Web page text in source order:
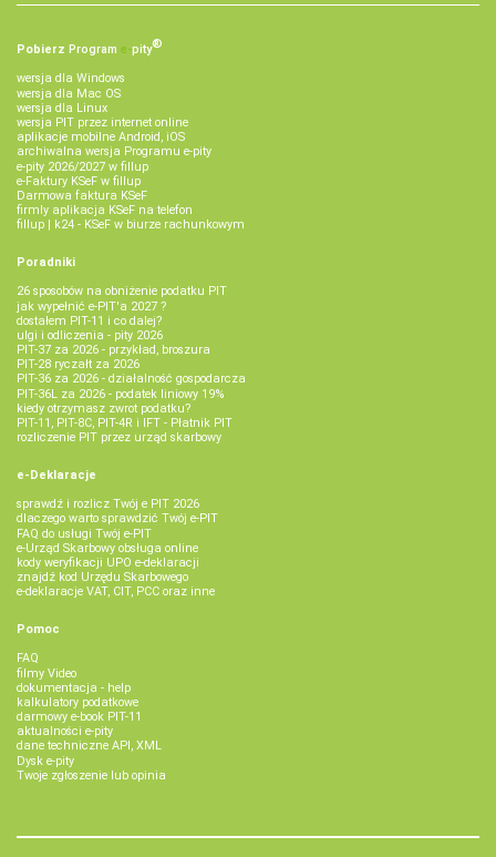
Pobierz Program e‑pity®
wersja dla Windows
wersja dla Mac OS
wersja dla Linux
wersja PIT przez internet online
aplikacje mobilne Android, iOS
archiwalna wersja Programu e-pity
e-pity 2026/2027 w fillup
e‑Faktury KSeF w fillup
Darmowa faktura KSeF
firmly aplikacja KSeF na telefon
fillup | k24 - KSeF w biurze rachunkowym
Poradniki
26 sposobów na obniżenie podatku PIT
jak wypełnić e-PIT'a 2027 ?
dostałem PIT-11 i co dalej?
ulgi i odliczenia - pity 2026
PIT-37 za 2026 - przykład, broszura
PIT-28 ryczałt za 2026
PIT-36 za 2026 - działalność gospodarcza
PIT-36L za 2026 - podatek liniowy 19%
kiedy otrzymasz zwrot podatku?
PIT-11, PIT-8C, PIT-4R i IFT - Płatnik PIT
rozliczenie PIT przez urząd skarbowy
e-Deklaracje
sprawdź i rozlicz Twój e PIT 2026
dlaczego warto sprawdzić Twój e-PIT
FAQ do usługi Twój e-PIT
e-Urząd Skarbowy obsługa online
kody weryfikacji UPO e-deklaracji
znajdź kod Urzędu Skarbowego
e-deklaracje VAT, CIT, PCC oraz inne
Pomoc
FAQ
filmy Video
dokumentacja - help
kalkulatory podatkowe
darmowy e-book PIT-11
aktualności e-pity
dane techniczne API, XML
Dysk e-pity
Twoje zgłoszenie lub opinia